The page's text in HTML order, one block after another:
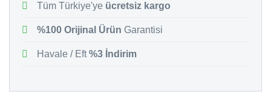
Tüm Türkiye'ye ücretsiz kargo
%100 Orijinal Ürün Garantisi
Havale / Eft%3 İndirim